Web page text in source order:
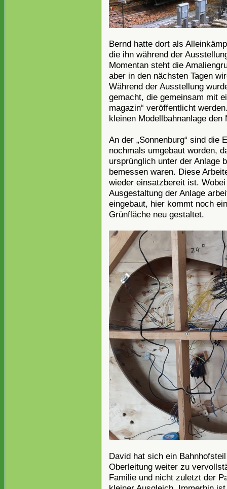
Bernd hatte dort als
die ihn während der
Momentan steht die
aber in den nächsten Tagen
Während der Ausstellung
gemacht, die gemeinsam mit
magazin“ veröffentlicht
kleinen Modellbahnanlage
An der „Sonnenburg“ sind die
nochmals umgebaut worden,
ursprünglich unter der Anlage
bemessen waren. Diese
wieder einsatzbereit ist.
Ausgestaltung der Anlage
eingebaut, hier kommt noch
Grünfläche neu gestaltet.
David hat sich ein
Oberleitung weiter zu
Familie und nicht zuletzt der